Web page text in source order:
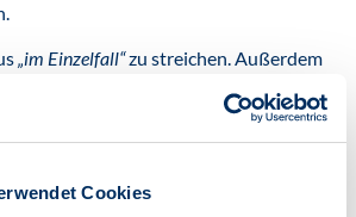
Cookies
„im Einzelfall“zu streichen. Außerdem
und Kinder- und Jugendliche
zu ergänzen, um einen generellen
des SGB V zu etablieren. Aus